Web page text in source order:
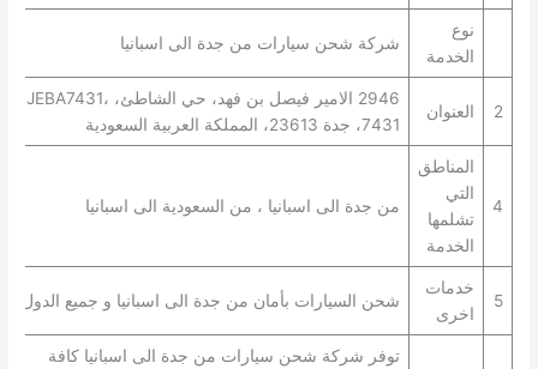
نوع
الخدمة
شركة شحن سيارات من جدة الى اسبانيا
2 العنوان
2946 الامير فيصل بن فهد، حي الشاطئ، JEBA7431،
7431، جدة 23613، المملكة العربية السعودية
4
المناطق
التي
تشلمها
الخدمة
من جدة الى اسبانيا ، من السعودية الى اسبانيا
5
خدمات
اخرى
شحن السيارات بأمان من جدة الى اسبانيا و جميع الدول
توفر شركة شحن سيارات من جدة الى اسبانيا كافة